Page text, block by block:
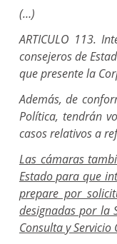
(…)
ARTICULO 113.
consejeros de
que presente la
Además, de
Política, tendrán
casos relativos a
Las cámaras
Estado para que
prepare por
designadas por la
Consulta y Servicio